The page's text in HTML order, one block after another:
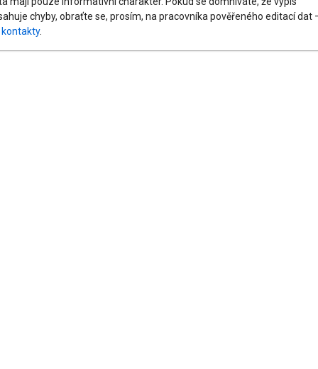
chyby, obraťte se, prosím, na pracovníka pověřeného editací dat
kontakty.